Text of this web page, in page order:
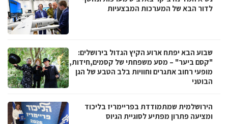
לדור הבא של המערכות המבצעיות
שבוע הבא יפתח ארוע הקיץ הגדול בירושלים:
"קסם ביער" – מסע משפחתי של קסמים,חידות,
מופעי רחוב אתגרים וחוויות בלב הטבע של הגן
הבוטני
הירושלמית שמתמודדת בפריימריז בליכוד
ומציעה פתרון מפתיע לסוגיית הגיוס